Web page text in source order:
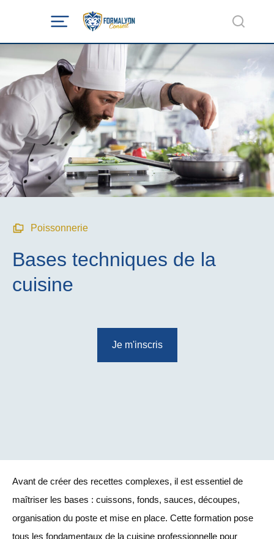
Poissonnerie
Bases techniques de la
cuisine
Je m'inscris
Avant de créer des recettes complexes, il est essentiel de
maîtriser les bases : cuissons, fonds, sauces, découpes,
organisation du poste et mise en place. Cette formation pose
tous les fondamentaux de la cuisine professionnelle pour